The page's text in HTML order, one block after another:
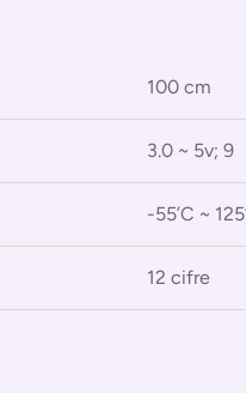
100 cm
3.0 ~ 5v; 9
-55’C ~
12 cifre